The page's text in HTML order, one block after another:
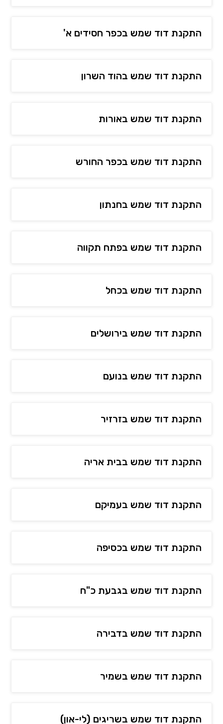
התקנת דוד שמש בכפר חסידים א'
התקנת דוד שמש בהוד השרון
התקנת דוד שמש באורות
התקנת דוד שמש בכפר החורש
התקנת דוד שמש בחנתון
התקנת דוד שמש בפתח תקווה
התקנת דוד שמש בכחל
התקנת דוד שמש בירושלים
התקנת דוד שמש בנועם
התקנת דוד שמש בזרזיר
התקנת דוד שמש בבית אריה
התקנת דוד שמש בעמיקם
התקנת דוד שמש בכסיפה
התקנת דוד שמש בגבעת כ"ח
התקנת דוד שמש בדבירה
התקנת דוד שמש בשמיר
התקנת דוד שמש בשריגים (לי-און)